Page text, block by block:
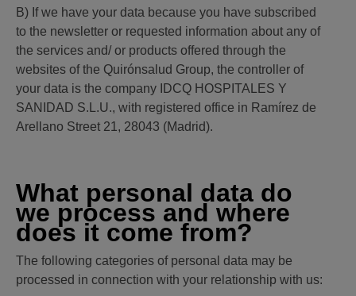
B) If we have your data because you have subscribed
to the newsletter or requested information about any of
the services and/ or products offered through the
websites of the Quirónsalud Group, the controller of
your data is the company IDCQ HOSPITALES Y
SANIDAD S.L.U., with registered office in Ramírez de
Arellano Street 21, 28043 (Madrid).
What personal data do
we process and where
does it come from?
The following categories of personal data may be
processed in connection with your relationship with us: